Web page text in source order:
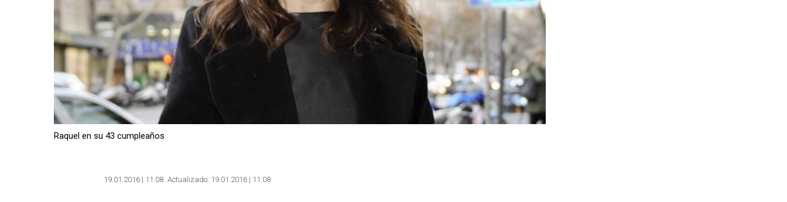
Raquel en su 43 cumpleaños
19.01.2016 | 11:08 Actualizado: 19.01.2016 | 11:08